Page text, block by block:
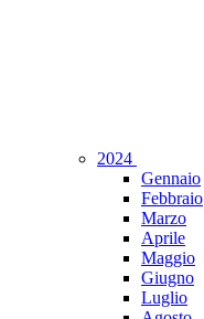
2024
Gennaio
Febbraio
Marzo
Aprile
Maggio
Giugno
Luglio